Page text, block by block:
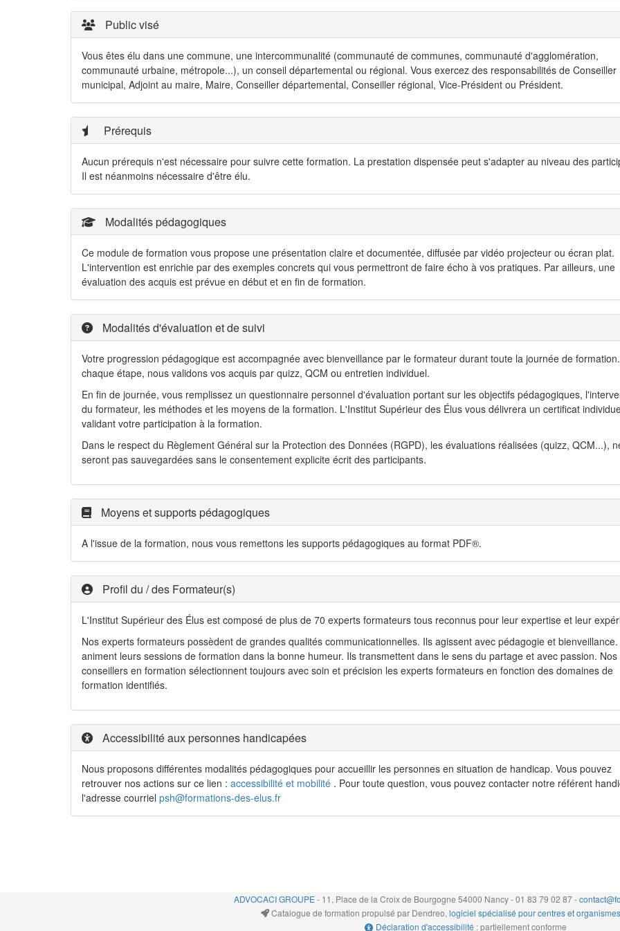
Public visé
Vous êtes élu dans une commune, une intercommunalité (communauté de communes, communauté d'agglomération,
communauté urbaine, métropole...), un conseil départemental ou régional. Vous exercez des responsabilités de Conseiller
municipal, Adjoint au maire, Maire, Conseiller départemental, Conseiller régional, Vice-Président ou Président.
Prérequis
Aucun prérequis n'est nécessaire pour suivre cette formation. La prestation dispensée peut s'adapter au niveau des
Il est néanmoins nécessaire d'être élu.
Modalités pédagogiques
Ce module de formation vous propose une présentation claire et documentée, diffusée par vidéo projecteur ou écran plat.
L'intervention est enrichie par des exemples concrets qui vous permettront de faire écho à vos pratiques. Par ailleurs, une
évaluation des acquis est prévue en début et en fin de formation.
Modalités d'évaluation et de suivi
Votre progression pédagogique est accompagnée avec bienveillance par le formateur durant toute la journée de
chaque étape, nous validons vos acquis par quizz, QCM ou entretien individuel.
En fin de journée, vous remplissez un questionnaire personnel d'évaluation portant sur les objectifs pédagogiques,
du formateur, les méthodes et les moyens de la formation. L'Institut Supérieur des Élus vous délivrera un certificat
validant votre participation à la formation.
Dans le respect du Règlement Général sur la Protection des Données (RGPD), les évaluations réalisées (quizz, QCM...),
seront pas sauvegardées sans le consentement explicite écrit des participants.
Moyens et supports pédagogiques
A l'issue de la formation, nous vous remettons les supports pédagogiques au format PDF®.
Profil du / des Formateur(s)
L'Institut Supérieur des Élus est composé de plus de 70 experts formateurs tous reconnus pour leur expertise et leur
Nos experts formateurs possèdent de grandes qualités communicationnelles. Ils agissent avec pédagogie et
animent leurs sessions de formation dans la bonne humeur. Ils transmettent dans le sens du partage et avec passion. Nos
conseillers en formation sélectionnent toujours avec soin et précision les experts formateurs en fonction des domaines de
formation identifiés.
Accessibilité aux personnes handicapées
Nous proposons différentes modalités pédagogiques pour accueillir les personnes en situation de handicap. Vous pouvez
retrouver nos actions sur ce lien : accessibilité et mobilité . Pour toute question, vous pouvez contacter notre référent
l'adresse courriel psh@formations-des-elus.fr
ADVOCACI GROUPE- 11, Place de la Croix de Bourgogne 54000 Nancy - 01 83 79 02 87 -
Catalogue de formation propulsé par Dendreo, logiciel spécialisé pour centres et
Déclaration d'accessibilité : partiellement conforme